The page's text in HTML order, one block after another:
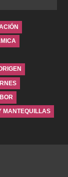
MANTEQUILLAS